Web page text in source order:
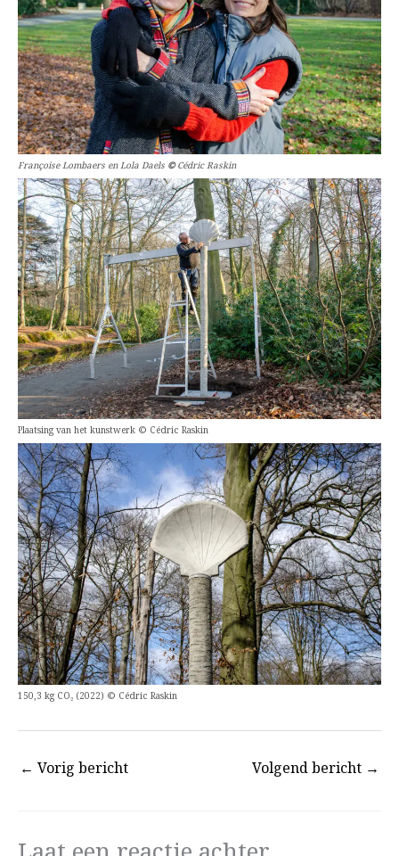
Françoise Lombaers en Lola Daels ©Cédric Raskin
Plaatsing van het kunstwerk © Cédric Raskin
150,3 kg CO₂ (2022) © Cédric Raskin
← Vorig bericht Volgend bericht →